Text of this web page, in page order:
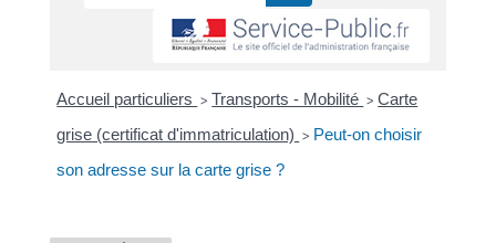
Accueil particuliers > Transports - Mobilité > Carte
grise (certificat d'immatriculation) > Peut-on choisir
son adresse sur la carte grise ?